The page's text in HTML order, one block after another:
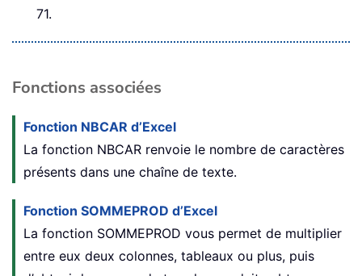
71.
Fonctions associées
Fonction NBCAR d’Excel
La fonction NBCAR renvoie le nombre de caractères
présents dans une chaîne de texte.
Fonction SOMMEPROD d’Excel
La fonction SOMMEPROD vous permet de multiplier
entre eux deux colonnes, tableaux ou plus, puis